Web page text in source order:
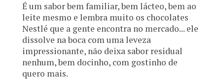
É um sabor bem familiar, bem lácteo, bem ao
leite mesmo e lembra muito os chocolates
Nestlé que a gente encontra no mercado... ele
dissolve na boca com uma leveza
impressionante, não deixa sabor residual
nenhum, bem docinho, com gostinho de
quero mais.